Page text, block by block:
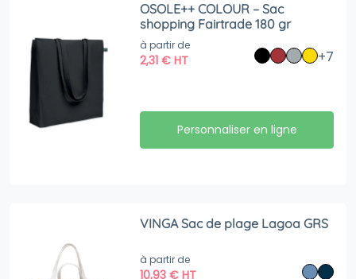
OSOLE++ COLOUR – Sac
shopping Fairtrade 180 gr
à partir de
2,31€ HT +7
Personnaliser en ligne
VINGA Sac de plage Lagoa GRS
à partir de
10,93€ HT